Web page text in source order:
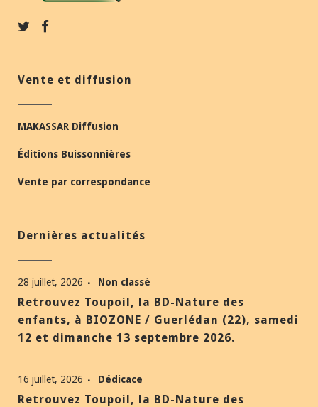
Vente et diffusion
MAKASSAR Diffusion
Éditions Buissonnières
Vente par correspondance
Dernières actualités
28 juillet, 2026 Non classé
Retrouvez Toupoil, la BD-Nature des
enfants, à BIOZONE / Guerlédan (22), samedi
12 et dimanche 13 septembre 2026.
16 juillet, 2026 Dédicace
Retrouvez Toupoil, la BD-Nature des